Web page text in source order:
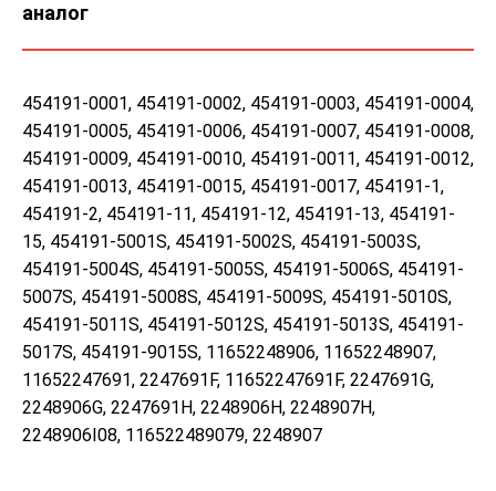
аналог
454191-0001, 454191-0002, 454191-0003, 454191-0004,
454191-0005, 454191-0006, 454191-0007, 454191-0008,
454191-0009, 454191-0010, 454191-0011, 454191-0012,
454191-0013, 454191-0015, 454191-0017, 454191-1,
454191-2, 454191-11, 454191-12, 454191-13, 454191-
15, 454191-5001S, 454191-5002S, 454191-5003S,
454191-5004S, 454191-5005S, 454191-5006S, 454191-
5007S, 454191-5008S, 454191-5009S, 454191-5010S,
454191-5011S, 454191-5012S, 454191-5013S, 454191-
5017S, 454191-9015S, 11652248906, 11652248907,
11652247691, 2247691F, 11652247691F, 2247691G,
2248906G, 2247691H, 2248906H, 2248907H,
2248906I08, 116522489079, 2248907